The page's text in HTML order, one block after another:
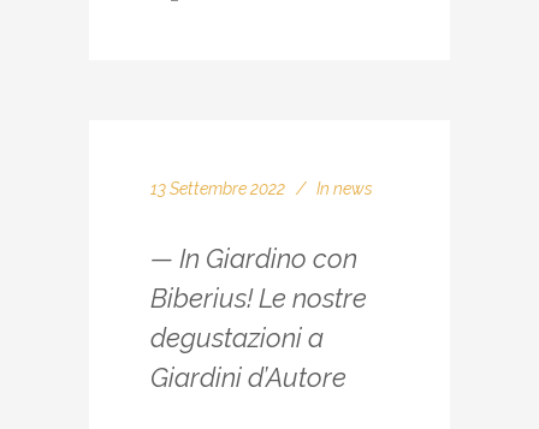
13 Settembre 2022 In news
— In Giardino con
Biberius! Le nostre
degustazioni a
Giardini d’Autore